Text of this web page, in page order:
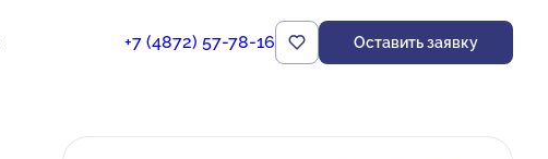
+7 (4872) 57-78-16 Оставить заявку
Забронировать